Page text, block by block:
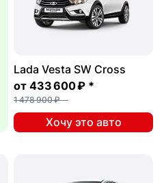
Lada Vesta SW Cross
от 433 600 ₽ *
1 478 900 ₽
Хочу это авто